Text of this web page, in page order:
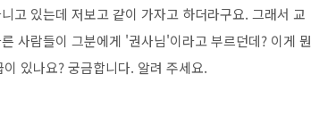
고 있는데 저보고 같이 가자고 하더라구요. 그래서 교
사람들이 그분에게 '권사님'이라고 부르던데? 이게 뭔
있나요? 궁금합니다. 알려 주세요.